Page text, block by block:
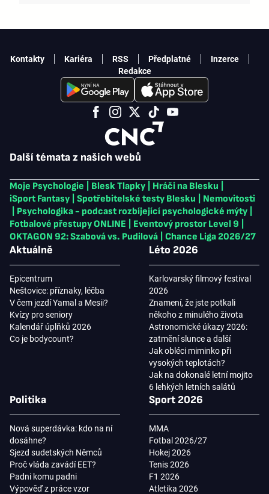
Další témata z našich webů
Moje Psychologie Blesk Tlapky Hráči na Blesku
iSport Fantasy
Spotřebitelské testy Blesku
Nemovitosti
Psychologika - podcast rozbíjející psychologické mýty
Fotbalové přestupy ONLINE
Eventový prostor Level 9
OKTAGON 92: Szabová vs. Pudilová
Chance Liga 2026/27
Aktuálně
Epicentrum
Neštovice: příznaky, léčba
V čem jezdí Yamal a Mesii?
Kvízy pro seniory
Kalendář úplňků 2026
Co je bodycount?
Léto 2026
Karlovarský filmový festival
2026
Znamení, že jste potkali
někoho z minulého života
Astronomické úkazy 2026:
zatmění slunce a další
Jak obléci miminko při
vysokých teplotách?
Jak na dokonalé letní mojito
6 lehkých letních salátů
Politika
Nová superdávka: kdo na ní
dosáhne?
Sjezd sudetských Němců
Proč vláda zavádí EET?
Padni komu padni
Výpověď z práce vzor
Sport 2026
MMA
Fotbal 2026/27
Hokej 2026
Tenis 2026
F1 2026
Atletika 2026
Kontakty Kariéra RSS Předplatné
Inzerce
Redakce